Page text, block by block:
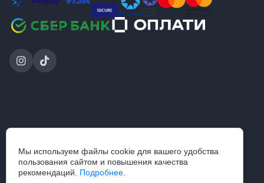
магазин
строительного инструмента и садовой техники.
Мы используем файлы cookie для вашего удобства
пользования сайтом и повышения качества
рекомендаций. Подробнее